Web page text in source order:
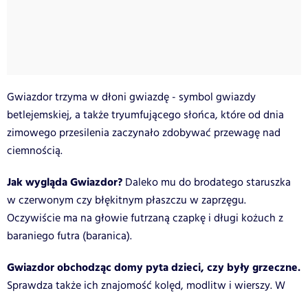
Gwiazdor trzyma w dłoni gwiazdę - symbol gwiazdy
betlejemskiej, a także tryumfującego słońca, które od dnia
zimowego przesilenia zaczynało zdobywać przewagę nad
ciemnością.
Jak wygląda Gwiazdor? Daleko mu do brodatego staruszka
w czerwonym czy błękitnym płaszczu w zaprzęgu.
Oczywiście ma na głowie futrzaną czapkę i długi kożuch z
baraniego futra (baranica).
Gwiazdor obchodząc domy pyta dzieci, czy były grzeczne.
Sprawdza także ich znajomość kolęd, modlitw i wierszy. W